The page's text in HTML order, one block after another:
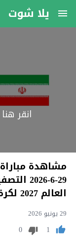
يلا شوت
انقر
مشاهدة
29-6-
العالم 2027 لكرة السلة
29 يونيو 2026
1
0